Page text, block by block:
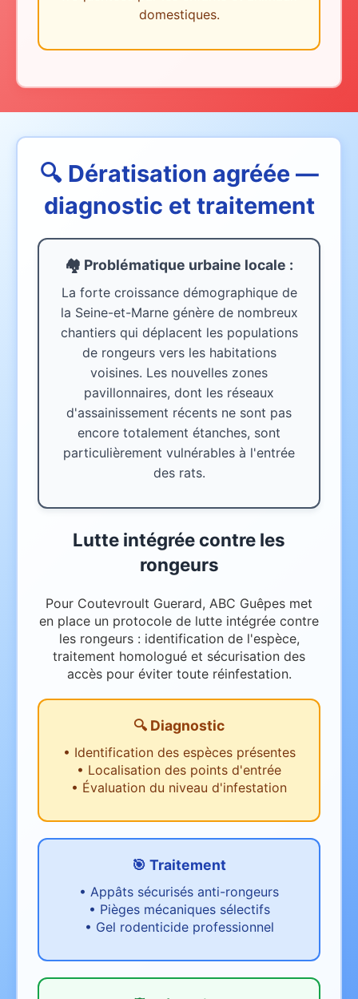
domestiques.
🔍 Dératisation agréée —
diagnostic et traitement
🏘️ Problématique urbaine locale :
La forte croissance démographique de
la Seine-et-Marne génère de nombreux
chantiers qui déplacent les populations
de rongeurs vers les habitations
voisines. Les nouvelles zones
pavillonnaires, dont les réseaux
d'assainissement récents ne sont pas
encore totalement étanches, sont
particulièrement vulnérables à l'entrée
des rats.
Lutte intégrée contre les
rongeurs
Pour Coutevroult Guerard, ABC Guêpes met
en place un protocole de lutte intégrée contre
les rongeurs : identification de l'espèce,
traitement homologué et sécurisation des
accès pour éviter toute réinfestation.
🔍 Diagnostic
• Identification des espèces présentes
• Localisation des points d'entrée
• Évaluation du niveau d'infestation
🎯 Traitement
• Appâts sécurisés anti-rongeurs
• Pièges mécaniques sélectifs
• Gel rodenticide professionnel